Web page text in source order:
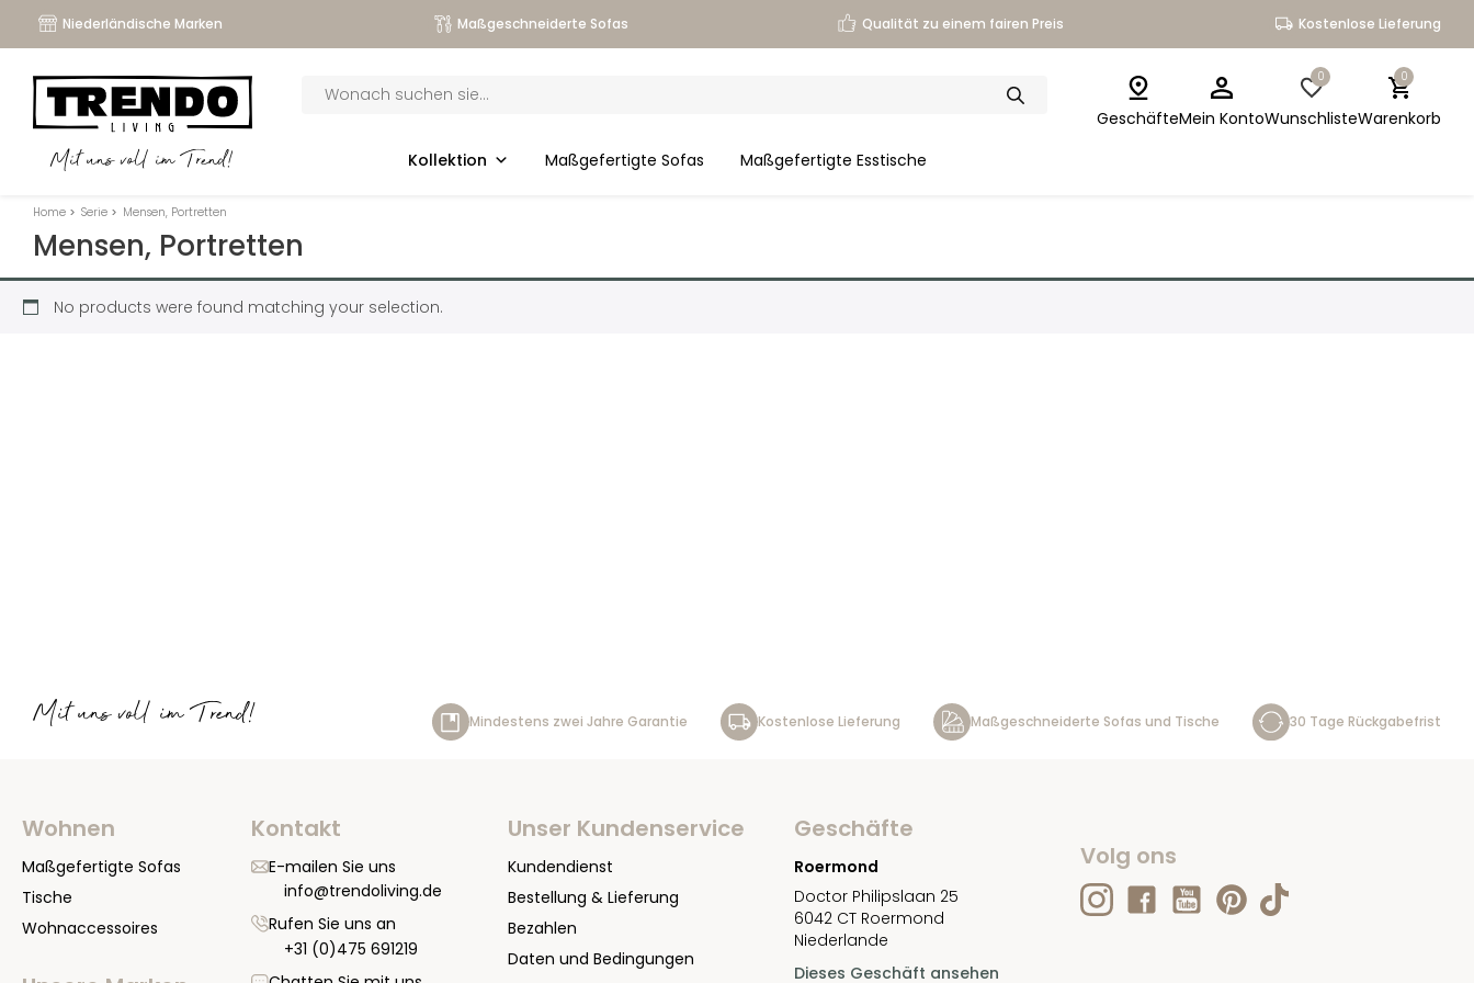
Niederländische Marken Maßgeschneiderte Sofas Qualität zu einem fairen Preis Kostenlose Lieferung
Mit uns voll im Trend!
search
Kollektion Maßgefertigte Sofas Maßgefertigte Esstische
GeschäfteMein Konto
0
Wunschliste
0
Warenkorb
Home > Serie > Mensen, Portretten
Mensen, Portretten
No products were found matching your selection.
Mit uns voll im Trend! Mindestens zwei Jahre Garantie Kostenlose Lieferung Maßgeschneiderte Sofas und Tische 30 Tage Rückgabefrist
Wohnen
Maßgefertigte Sofas
Tische
Wohnaccessoires
Kontakt
E-mailen Sie uns
info@trendoliving.de
Rufen Sie uns an
+31 (0)475 691219
Unser Kundenservice
Kundendienst
Bestellung & Lieferung
Bezahlen
Daten und Bedingungen
Geschäfte
Roermond
Doctor Philipslaan 25
6042 CT Roermond
Niederlande
Dieses Geschäft ansehen
Volg ons